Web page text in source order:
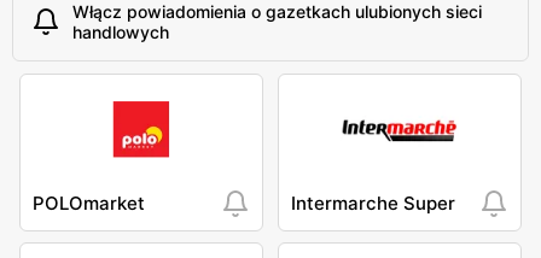
Włącz powiadomienia o gazetkach ulubionych sieci
handlowych
POLOmarket Intermarche Super